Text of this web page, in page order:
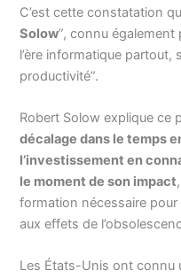
C’est cette constatation
Solow”, connu
l’ère informatique
productivité”.
Robert Solow explique ce
décalage dans le temps
l’investissement en
le moment de son impact
formation nécessaire
aux effets de
Les États-Unis ont connu